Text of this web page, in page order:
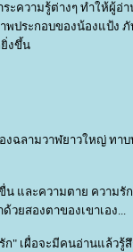
ความรู้ต่างๆ ทำให้ผู้อ่า
พประกอบของน้องแป้ง
งขึ้น
งฉลามวาฬยาวใหญ่ ทา
น และความตาย ความรั
วยสองตาของเขาเอง...
ก" เผื่อจะมีคนอ่านแล้วรู้